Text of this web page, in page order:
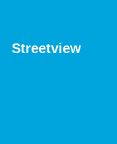
Streetview